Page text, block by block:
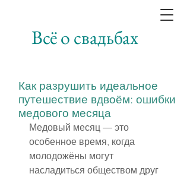
Всё о свадьбах
Как разрушить идеальное
путешествие вдвоём: ошибки
медового месяца
Медовый месяц — это
особенное время, когда
молодожёны могут
насладиться обществом друг